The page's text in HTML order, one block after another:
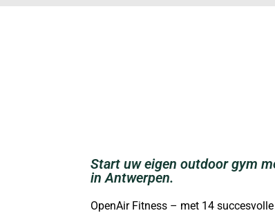
Start uw eigen outdoor gym
in Antwerpen.
OpenAir Fitness – met 14